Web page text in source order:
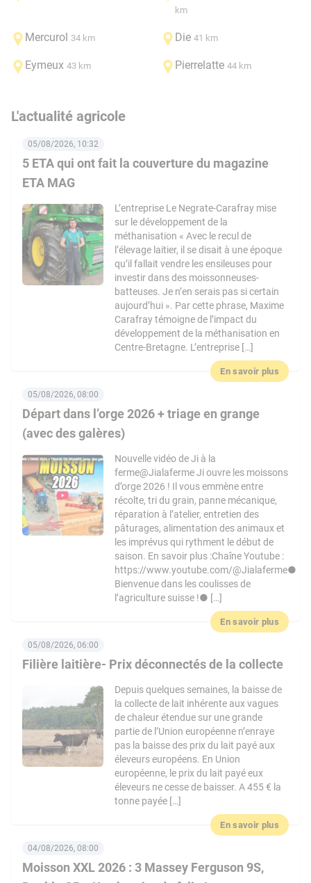
km
Mercurol 34 km Die 41 km
Eymeux 43 km Pierrelatte 44 km
L'actualité agricole
5 ETA qui ont fait la couverture du magazine
ETA MAG
05/08/2026, 10:32
L’entreprise Le Negrate-Carafray mise
sur le développement de la
méthanisation « Avec le recul de
l’élevage laitier, il se disait à une époque
qu’il fallait vendre les ensileuses pour
investir dans des moissonneuses-
batteuses. Je n’en serais pas si certain
aujourd’hui ». Par cette phrase, Maxime
Carafray témoigne de l’impact du
développement de la méthanisation en
Centre-Bretagne. L’entreprise […]
En savoir plus
Départ dans l’orge 2026 + triage en grange
(avec des galères)
05/08/2026, 08:00
Nouvelle vidéo de Ji à la
ferme@Jialaferme Ji ouvre les moissons
d’orge 2026 ! Il vous emmène entre
récolte, tri du grain, panne mécanique,
réparation à l’atelier, entretien des
pâturages, alimentation des animaux et
les imprévus qui rythment le début de
saison. En savoir plus :Chaîne Youtube :
https://www.youtube.com/@Jialaferme●
Bienvenue dans les coulisses de
l’agriculture suisse !● […]
En savoir plus
Filière laitière- Prix déconnectés de la collecte
05/08/2026, 06:00
Depuis quelques semaines, la baisse de
la collecte de lait inhérente aux vagues
de chaleur étendue sur une grande
partie de l’Union européenne n’enraye
pas la baisse des prix du lait payé aux
éleveurs européens. En Union
européenne, le prix du lait payé eux
éleveurs ne cesse de baisser. A 455 € la
tonne payée […]
En savoir plus
Moisson XXL 2026 : 3 Massey Ferguson 9S,
04/08/2026, 08:00